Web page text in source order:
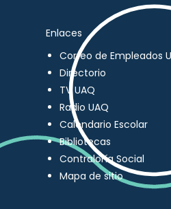
Enlaces
Correo de Empleados
Directorio
TV UAQ
Radio UAQ
Calendario Escolar
Bibliotecas
Contraloría Social
Mapa de sitio